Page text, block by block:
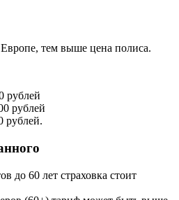
тем выше цена полиса.
рублей
рублей
рублей.
до 60 лет страховка стоит